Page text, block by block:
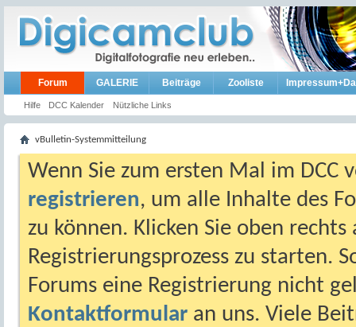
Forum
Hilfe DCC Kalender Nützliche Links
GALERIE Beiträge Zooliste
vBulletin-Systemmitteilung
Wenn Sie zum ersten Mal im DCC
registrieren, um alle Inhalte des
zu können. Klicken Sie oben
Registrierungsprozess zu starten.
Forums eine Registrierung nicht
Kontaktformular an uns. Viele